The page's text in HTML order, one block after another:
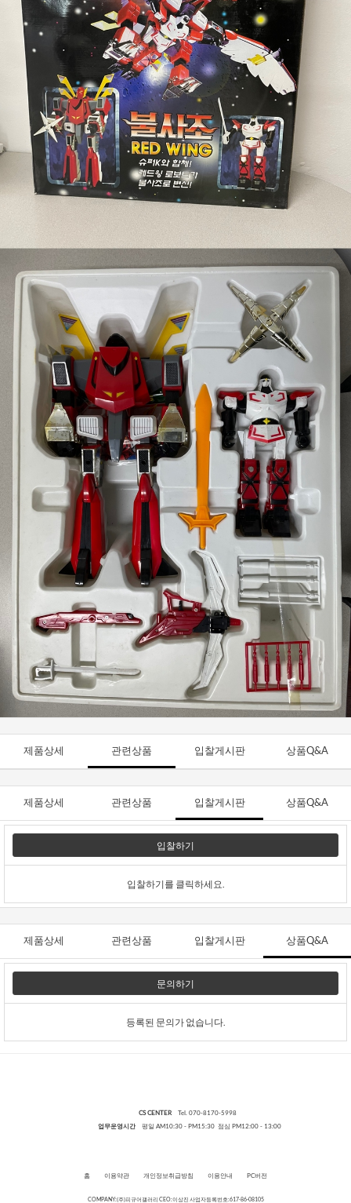
제품상세 관련상품 입찰게시판 상품Q&A
제품상세 관련상품 입찰게시판 상품Q&A
입찰하기
입찰하기를 클릭하세요.
제품상세 관련상품 입찰게시판 상품Q&A
문의하기
등록된 문의가 없습니다.
CS CENTER Tel. 070-8170-5998
업무운영시간평일 AM10:30 - PM15:30 점심 PM12:00 - 13:00
홈 이용약관 개인정보취급방침 이용안내 PC버전
COMPANY:(주)피규어갤러리 CEO:이상진 사업자등록번호:617-86-08105